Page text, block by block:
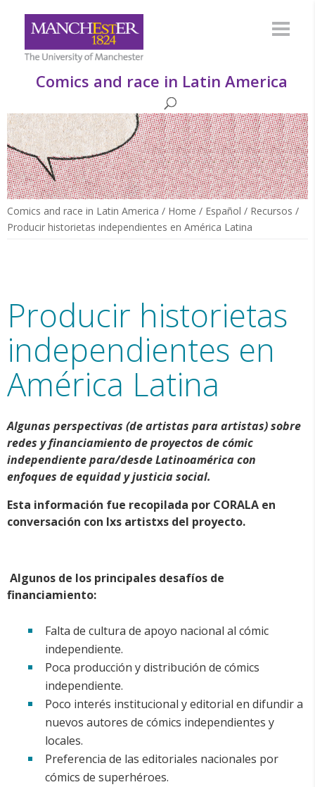
Comics and race in Latin America
Comics and race in Latin America / Home / Español / Recursos /
Producir historietas independientes en América Latina
Producir historietas
independientes en
América Latina
Algunas perspectivas (de artistas para artistas) sobre
redes y financiamiento de proyectos de cómic
independiente para/desde Latinoamérica con
enfoques de equidad y justicia social.
Esta información fue recopilada por CORALA en
conversación con lxs artistxs del proyecto.
Algunos de los principales desafíos de
financiamiento:
Falta de cultura de apoyo nacional al cómic
independiente.
Poca producción y distribución de cómics
independiente.
Poco interés institucional y editorial en difundir a
nuevos autores de cómics independientes y
locales.
Preferencia de las editoriales nacionales por
cómics de superhéroes.